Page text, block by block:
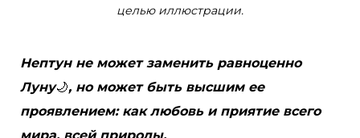
целью иллюстрации.
Нептун не может заменить равноценно
Луну🌙, но может быть высшим ее
проявлением: как любовь и приятие всего